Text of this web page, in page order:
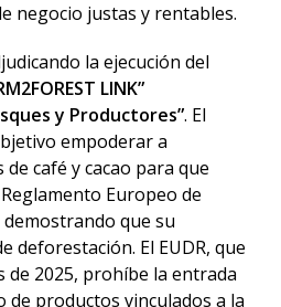
negocio justas y rentables.
la ejecución del
LINK”
y Productores”. El
empoderar a
café y cacao para que
Europeo de
que su
deforestación. El EUDR, que
2025, prohíbe la entrada
de productos vinculados a la